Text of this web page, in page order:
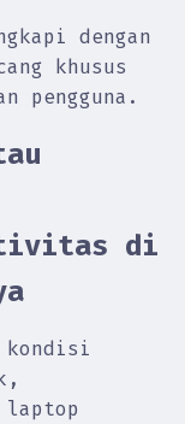
dengan
khusus
pengguna.
di
laptop